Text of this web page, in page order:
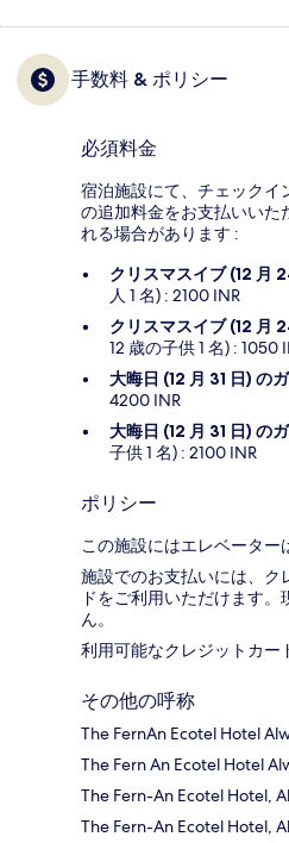
手数料 & ポリシー
必須料金
宿泊施設にて、チェックイ
の追加料金をお支払いいた
れる場合があります :
クリスマスイブ (12 月
人 1 名) : 2100 INR
クリスマスイブ (12 月
12 歳の子供 1 名) : 1050
大晦日 (12 月 31 日) の
4200 INR
大晦日 (12 月 31 日) の
子供 1 名) : 2100 INR
ポリシー
この施設にはエレベーター
施設でのお支払いには、ク
ドをご利用いただけます
ん。
利用可能なクレジットカー
その他の呼称
The FernAn Ecotel Hotel
The Fern An Ecotel Hotel
The Fern-An Ecotel Hotel,
The Fern-An Ecotel Hotel,